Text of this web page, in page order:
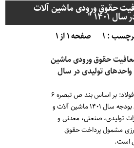
حقوق ورودی ماشین آلات
۱۴۰۱ "
: ۱
صفحه ۱ از ۱
حقوق ورودی ماشین
واحد‌های تولیدی در سال
اخبار فولاد: بر اساس بند ص تبصره ۶
قانون بودجه سال ۱۴۰۱ ماشین آلات و
تولیدی، صنعتی، معدنی و
مشمول پرداخت حقوق
است.